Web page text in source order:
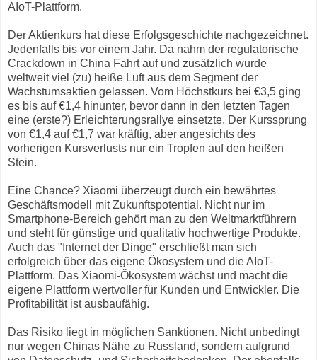
AIoT-Plattform.
Der Aktienkurs hat diese Erfolgsgeschichte nachgezeichnet.
Jedenfalls bis vor einem Jahr. Da nahm der regulatorische
Crackdown in China Fahrt auf und zusätzlich wurde
weltweit viel (zu) heiße Luft aus dem Segment der
Wachstumsaktien gelassen. Vom Höchstkurs bei €3,5 ging
es bis auf €1,4 hinunter, bevor dann in den letzten Tagen
eine (erste?) Erleichterungsrallye einsetzte. Der Kurssprung
von €1,4 auf €1,7 war kräftig, aber angesichts des
vorherigen Kursverlusts nur ein Tropfen auf den heißen
Stein.
Eine Chance? Xiaomi überzeugt durch ein bewährtes
Geschäftsmodell mit Zukunftspotential. Nicht nur im
Smartphone-Bereich gehört man zu den Weltmarktführern
und steht für günstige und qualitativ hochwertige Produkte.
Auch das "Internet der Dinge" erschließt man sich
erfolgreich über das eigene Ökosystem und die AIoT-
Plattform. Das Xiaomi-Ökosystem wächst und macht die
eigene Plattform wertvoller für Kunden und Entwickler. Die
Profitabilität ist ausbaufähig.
Das Risiko liegt in möglichen Sanktionen. Nicht unbedingt
nur wegen Chinas Nähe zu Russland, sondern aufgrund